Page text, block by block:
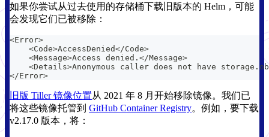
如果你尝试从过去使用的存储桶下载旧版本的 Helm，可能
会发现它们已被移除：
<Error>
    <Code>AccessDenied</Code>
    <Message>Access denied.</Message>
<Details>Anonymous caller does not have
</Error>
旧版 Tiller 镜像位置从 2021 年 8 月开始移除镜像。我们已
将这些镜像托管到 GitHub Container Registry。例如，要下载
v2.17.0 版本，将：